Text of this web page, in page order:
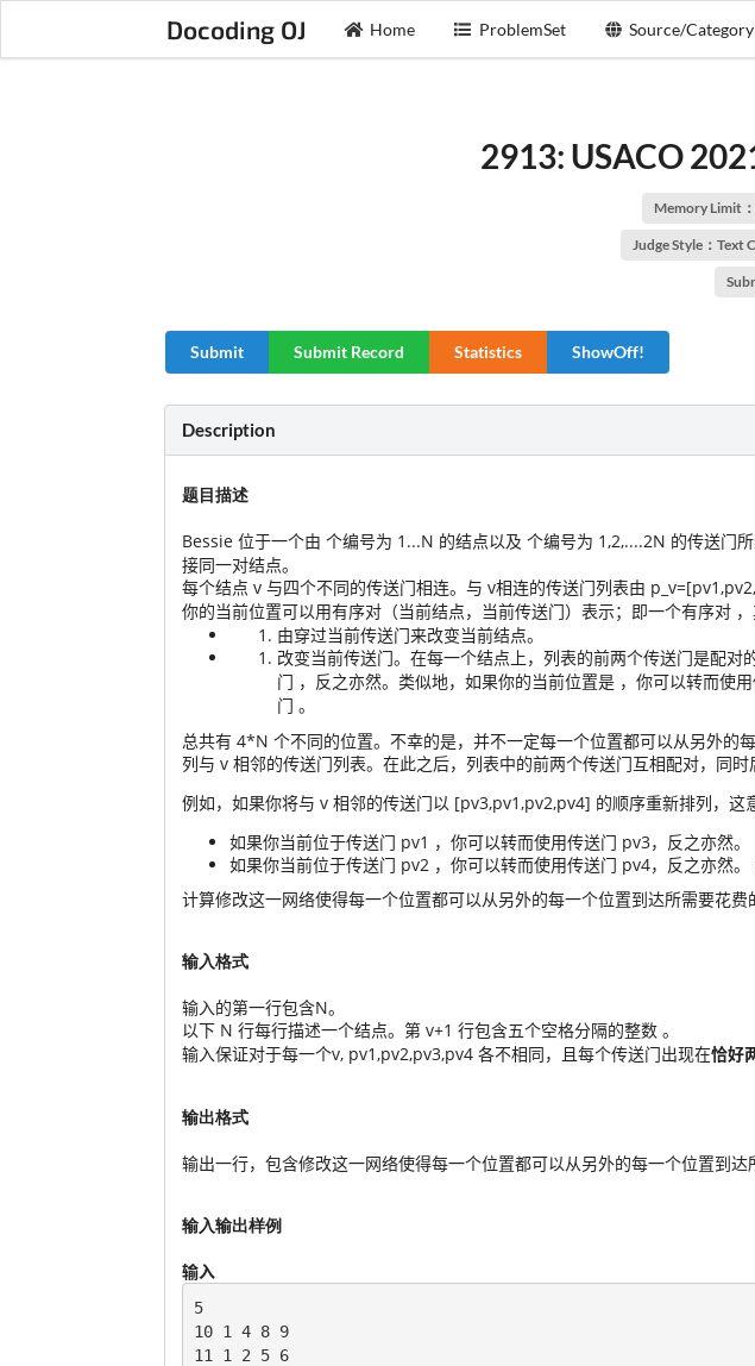
Docoding OJ Home ProblemSet Source/Category
2913: USACO
Memory Limit
Judge Style：Text
Submit Submit Record Statistics ShowOff!
Description
题目描述
Bessie 位于一个由 N
个编号为 1...N 的结点以及 2N
个编号为 1,2,....2N 的传送门
接同一对结点。
每个结点 v与四个不同的传送门相连。与 v相连的传送门列表由
你的当前位置可以用有序对（当前结点，当前传送门）表示；即一个有序对
由穿过当前传送门来改变当前结点。
改变当前传送门。在每一个结点上，列表的前两个传送门是配
门
(v,pv1)
，反之亦然。类似地，如果你的当前位置是 (v,pv3)
，你可以转而使
门 。
总共有 4*N 个不同的位置。不幸的是，并不一定每一个位置都可以从另外的
列与 v 相邻的传送门列表。在此之后，列表中的前两个传送门互相配对，同时
例如，如果你将与 v相邻的传送门以 [pv3,pv1,pv2,pv4] 的顺序重新排列，这
如果你当前位于传送门 pv1 ，你可以转而使用传送门 pv3，反之亦然。
如果你当前位于传送门 pv2 ，你可以转而使用传送门 pv4，反之亦然
计算修改这一网络使得每一个位置都可以从另外的每一个位置到达所需要花
输入格式
输入的第一行包含N。
以下 N 行每行描述一个结点。第 v+1 行包含五个空格分隔的整数 。
输入保证对于每一个v, pv1,pv2,pv3,pv4 各不相同，且每个传送门出现在恰好
输出格式
输出一行，包含修改这一网络使得每一个位置都可以从另外的每一个位置到达
输入输出样例
输入
5
10 1 4 8 9
11 1 2 5 6